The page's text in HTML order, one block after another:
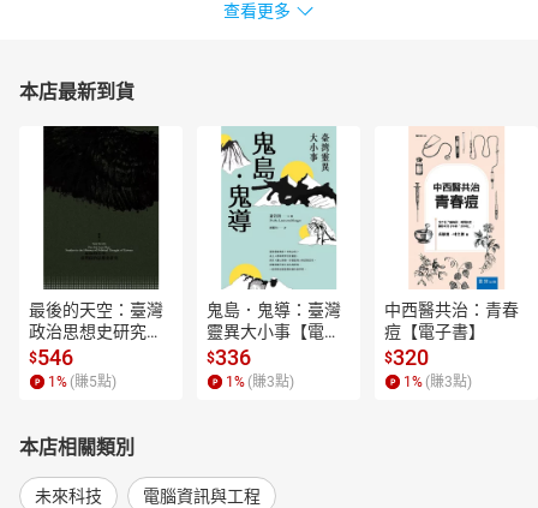
查看更多
本店最新到貨
最後的天空：臺灣
政治思想史研究
【電子書】
$546
1 % (賺5點)
鬼島．鬼導：臺灣
靈異大小事【電子
書】
$336
1 % (賺3點)
中西醫共治：青春
痘【電子書】
$320
1 % (賺3點)
本店相關類別
未來科技 電腦資訊與工程